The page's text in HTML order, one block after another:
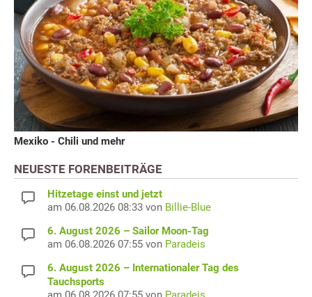
Mexiko - Chili und mehr
NEUESTE FORENBEITRÄGE
Hitzetage einst und jetzt
am 06.08.2026 08:33 von Billie-Blue
6. August 2026 – Sailor Moon-Tag
am 06.08.2026 07:55 von Paradeis
6. August 2026 – Internationaler Tag des
Tauchsports